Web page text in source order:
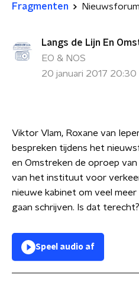
Fragmenten
Langs de Lijn En
EO & NOS
20 januari 2017
Viktor Vlam, Roxane van
bespreken tijdens het
en Omstreken de oproep
van het instituut voor
nieuwe kabinet om veel
gaan schrijven. Is dat
Speel audio af